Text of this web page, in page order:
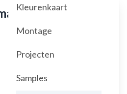
Kleurenkaart
Montage
Projecten
Samples